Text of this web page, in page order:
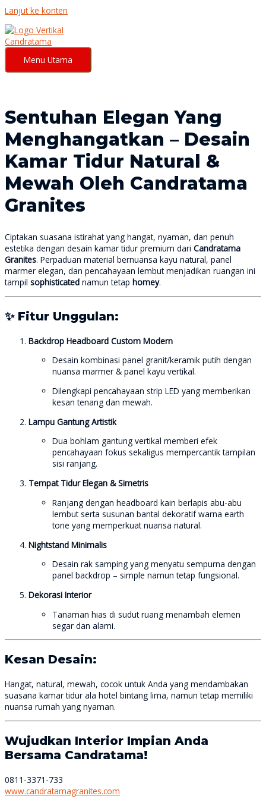
Lanjut ke konten
Menu Utama
Sentuhan Elegan Yang
Menghangatkan – Desain
Kamar Tidur Natural &
Mewah Oleh Candratama
Granites
Ciptakan suasana istirahat yang hangat, nyaman, dan penuh
estetika dengan desain kamar tidur premium dari Candratama
Granites. Perpaduan material bernuansa kayu natural, panel
marmer elegan, dan pencahayaan lembut menjadikan ruangan ini
tampil sophisticated namun tetap homey.
✨ Fitur Unggulan:
Backdrop Headboard Custom Modern
Desain kombinasi panel granit/keramik putih dengan
nuansa marmer & panel kayu vertikal.
Dilengkapi pencahayaan strip LED yang memberikan
kesan tenang dan mewah.
Lampu Gantung Artistik
Dua bohlam gantung vertikal memberi efek
pencahayaan fokus sekaligus mempercantik tampilan
sisi ranjang.
Tempat Tidur Elegan & Simetris
Ranjang dengan headboard kain berlapis abu-abu
lembut serta susunan bantal dekoratif warna earth
tone yang memperkuat nuansa natural.
Nightstand Minimalis
Desain rak samping yang menyatu sempurna dengan
panel backdrop – simple namun tetap fungsional.
Dekorasi Interior
Tanaman hias di sudut ruang menambah elemen
segar dan alami.
Kesan Desain:
Hangat, natural, mewah, cocok untuk Anda yang mendambakan
suasana kamar tidur ala hotel bintang lima, namun tetap memiliki
nuansa rumah yang nyaman.
Wujudkan Interior Impian Anda
Bersama Candratama!
0811-3371-733
www.candratamagranites.com